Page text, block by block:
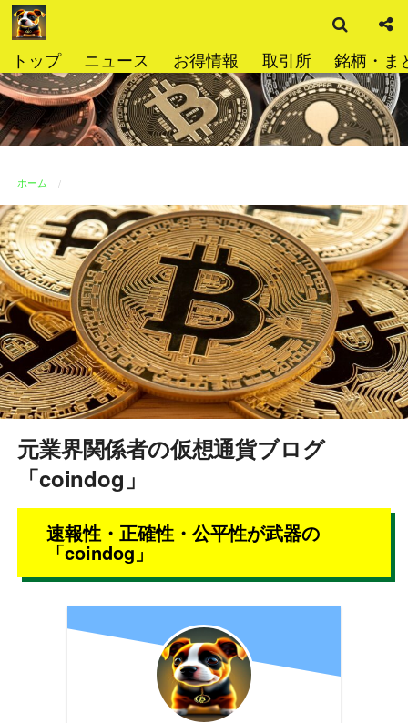
コ
ン
ン
ツ
へ
ス
プ
トップ ニュース お得情報 取引所 銘柄・ま
索
ホーム
元業界関係者の仮想通貨ブログ
「coindog」
速報性・正確性・公平性が武器の
「coindog」